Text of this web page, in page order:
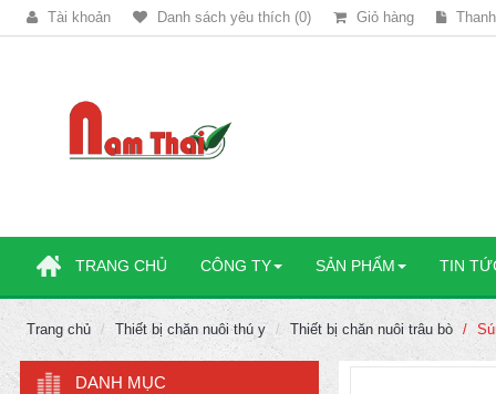
Tài khoản Danh sách yêu thích (0) Giỏ hàng
TRANG CHỦ CÔNG TY SẢN PHẨM TIN
Trang chủ Thiết bị chăn nuôi thú y Thiết bị chăn nuôi trâu bò
DANH MỤC